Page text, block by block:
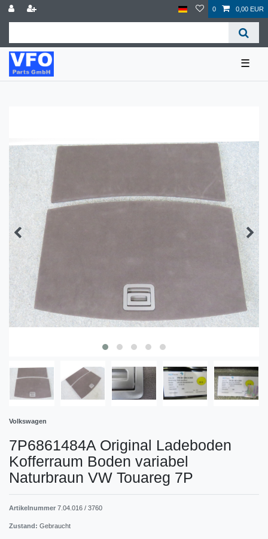
0 0,00 EUR
☰
Volkswagen
7P6861484A Original Ladeboden
Kofferraum Boden variabel
Naturbraun VW Touareg 7P
Artikelnummer 7.04.016 / 3760
Zustand: Gebraucht